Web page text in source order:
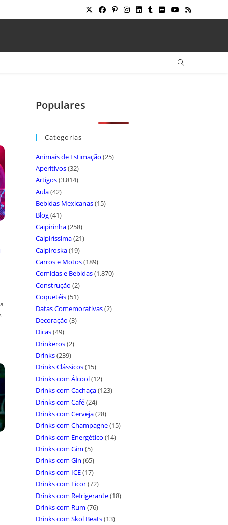
Populares
Categorias
Animais de Estimação (25)
Aperitivos(32)
Artigos(3.814)
Aula(42)
Bebidas Mexicanas(15)
Blog(41)
Caipirinha(258)
Caipiríssima(21)
Caipiroska(19)
Carros e Motos(189)
Comidas e Bebidas(1.870)
Construção (2)
Coquetéis(51)
Datas Comemorativas(2)
Decoração (3)
Dicas(49)
Drinkeros(2)
Drinks(239)
Drinks Clássicos(15)
Drinks com Álcool(12)
Drinks com Cachaça(123)
Drinks com Café(24)
Drinks com Cerveja(28)
Drinks com Champagne(15)
Drinks com Energético (14)
Drinks com Gim (5)
Drinks com Gin (65)
Drinks com ICE(17)
Drinks com Licor(72)
Drinks com Refrigerante(18)
Drinks com Rum (76)
Drinks com Skol Beats(13)